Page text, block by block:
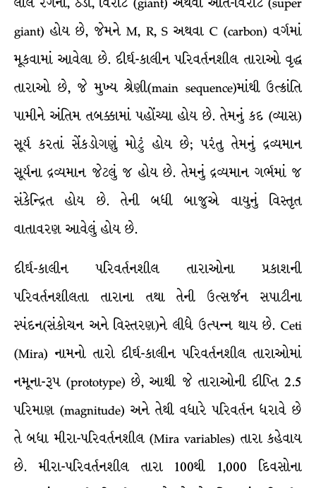
giant) હોય છે, જેમને M, R, S અથવા C (carbon) વર્ગમાં
મૂકવામાં આવેલા છે. દીર્ઘ-કાલીન પરિવર્તનશીલ તારાઓ વૃદ્ધ
તારાઓ છે, જે મુખ્ય શ્રેણી(main sequence)માંથી ઉત્ક્રાંતિ
પામીને અંતિમ તબક્કામાં પહોંચ્યા હોય છે. તેમનું કદ (વ્યાસ)
સૂર્ય કરતાં સેંકડોગણું મોટું હોય છે; પરંતુ તેમનું દ્રવ્યમાન
સૂર્યના દ્રવ્યમાન જેટલું જ હોય છે. તેમનું દ્રવ્યમાન ગર્ભમાં જ
સંકેન્દ્રિત હોય છે. તેની બધી બાજુએ વાયુનું વિસ્તૃત
વાતાવરણ આવેલું હોય છે.
દીર્ઘ-કાલીન પરિવર્તનશીલ તારાઓના પ્રકાશની
પરિવર્તનશીલતા તારાના તથા તેની ઉત્સર્જન સપાટીના
સ્પંદન(સંકોચન અને વિસ્તરણ)ને લીધે ઉત્પન્ન થાય છે. Ceti
(Mira) નામનો તારો દીર્ઘ-કાલીન પરિવર્તનશીલ તારાઓમાં
નમૂના-રૂપ (prototype) છે, આથી જે તારાઓની દીપ્તિ 2.5
પરિમાણ (magnitude) અને તેથી વધારે પરિવર્તન ધરાવે છે
તે બધા મીરા-પરિવર્તનશીલ (Mira variables) તારા કહેવાય
છે. મીરા-પરિવર્તનશીલ તારા 100થી 1,000 દિવસોના